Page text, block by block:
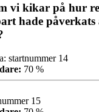
vi kikar på hur
hade påverkats
startnummer 14
70 %
15